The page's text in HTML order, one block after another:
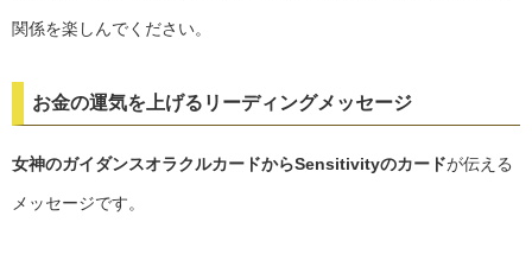
関係を楽しんでください。
お金の運気を上げるリーディングメッセージ
女神のガイダンスオラクルカードからSensitivityのカードが伝える
メッセージです。